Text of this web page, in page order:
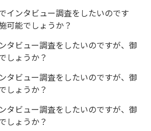
インタビュー調査をしたいのです
可能でしょうか？
タビュー調査をしたいのですが、御
しょうか？
タビュー調査をしたいのですが、御
しょうか？
タビュー調査をしたいのですが、御
しょうか？